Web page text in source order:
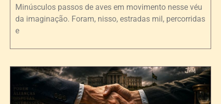
Minúsculos passos de aves em movimento nesse véu
da imaginação. Foram, nisso, estradas mil, percorridas
e